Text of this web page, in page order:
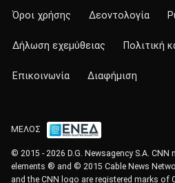
Όροι χρήσης Δεοντολογία
Δήλωση εχεμύθειας Πολιτική
Επικοινωνία Διαφήμιση
ΜΕΛΟΣ
© 2015 - 2026 D.G. Newsagency S.A.
elements ® and © 2015 Cable News
and the CNN logo are registered marks of